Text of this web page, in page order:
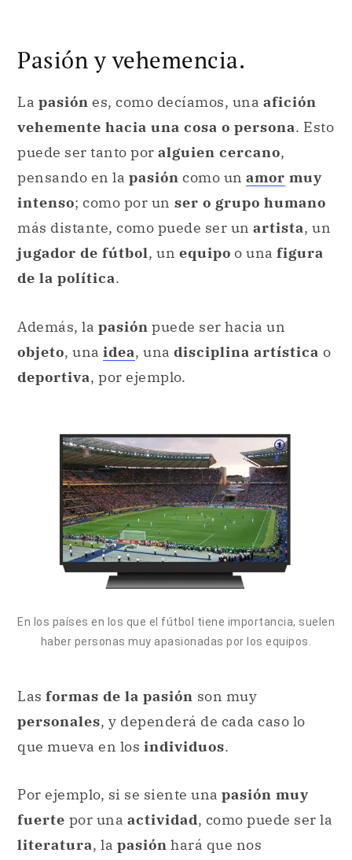
Pasión y vehemencia.
La pasión es, como decíamos, una afición
vehemente hacia una cosa o persona. Esto
puede ser tanto por alguien cercano,
pensando en la pasión como un amor muy
intenso; como por un ser o grupo humano
más distante, como puede ser un artista, un
jugador de fútbol, un equipo o una figura
de la política.
Además, la pasión puede ser hacia un
objeto, una idea, una disciplina artística o
deportiva, por ejemplo.
En los países en los que el fútbol tiene importancia, suelen
haber personas muy apasionadas por los equipos.
Las formas de la pasión son muy
personales, y dependerá de cada caso lo
que mueva en los individuos.
Por ejemplo, si se siente una pasión muy
fuerte por una actividad, como puede ser la
literatura, la pasión hará que nos